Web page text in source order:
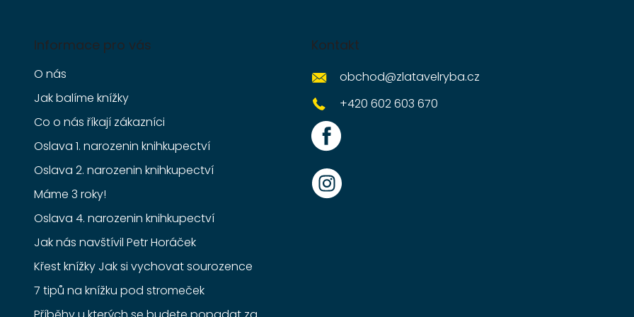
Informace pro vás
O nás
Jak balíme knížky
Co o nás říkají zákazníci
Oslava 1. narozenin knihkupectví
Oslava 2. narozenin knihkupectví
Máme 3 roky!
Oslava 4. narozenin knihkupectví
Jak nás navštívil Petr Horáček
Křest knížky Jak si vychovat sourozence
7 tipů na knížku pod stromeček
Kontakt
obchod@zlatavelryba.cz
+420 602 603 670